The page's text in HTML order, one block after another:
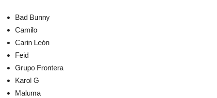
Bad Bunny
Camilo
Carin León
Feid
Grupo Frontera
Karol G
Maluma